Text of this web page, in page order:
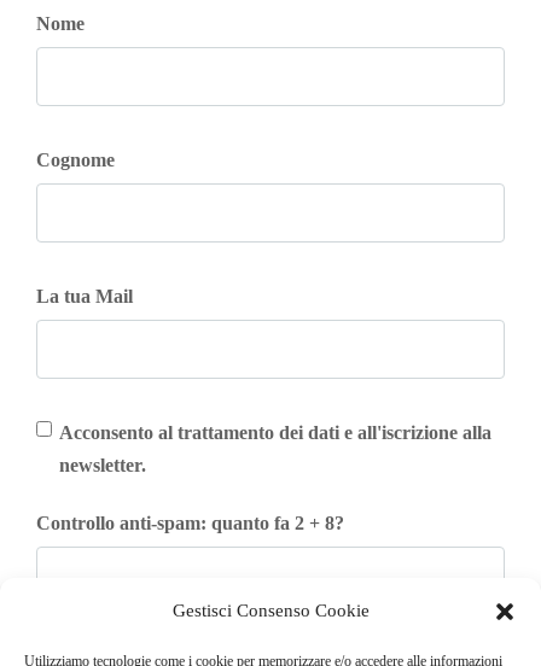
Gestisci Consenso Cookie
Utilizziamo tecnologie come i cookie per memorizzare e/o accedere alle informazioni
Nome
Cognome
La tua Mail
Acconsento al trattamento dei dati e all'iscrizione alla
newsletter.
Controllo anti-spam: quanto fa 2 + 8?
Iscriviti